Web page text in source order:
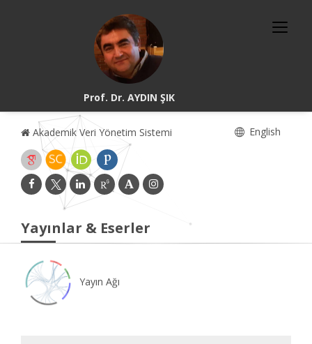
Prof. Dr. AYDIN ŞIK
Akademik Veri Yönetim Sistemi English
Yayınlar & Eserler
Yayın Ağı